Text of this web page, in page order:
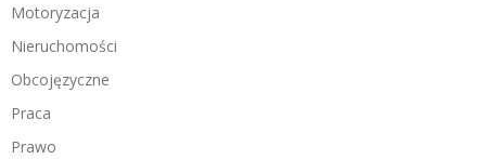
Motoryzacja
Nieruchomości
Obcojęzyczne
Praca
Prawo